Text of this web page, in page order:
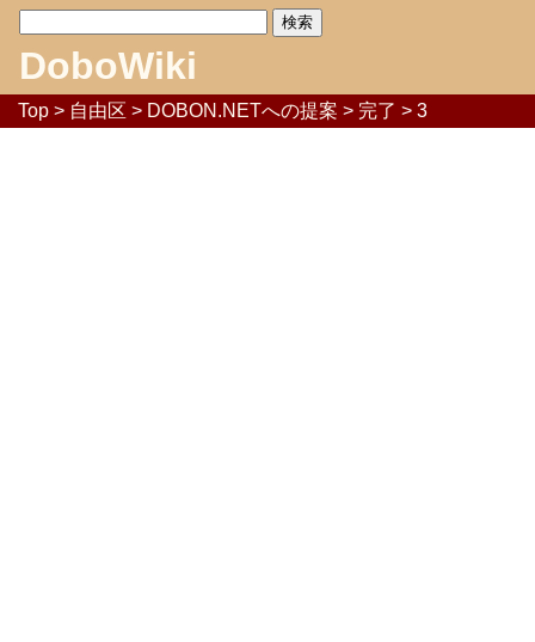
DoboWiki
Top > 自由区 > DOBON.NETへの提案 > 完了 > 3